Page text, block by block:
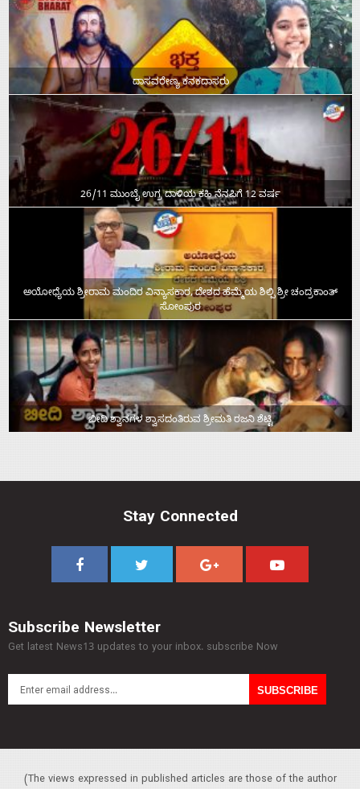
ದಾಸವರೇಣ್ಯ ಕನಕದಾಸರು
26/11 ಮುಂಬೈ ಉಗ್ರ ದಾಳಿಯ ಕಹಿ ನೆನಪಿಗೆ 12 ವರ್ಷ
ಅಯೋಧ್ಯೆಯ ಶ್ರೀರಾಮ ಮಂದಿರ ವಿನ್ಯಾಸಕಾರ, ದೇಶದ ಹೆಮ್ಮೆಯ ಶಿಲ್ಪಿ ಶ್ರೀ ಚಂದ್ರಕಾಂತ್‌
ಸೋಂಪುರ
ಬೀದಿ ಶ್ವಾನಗಳ ಶ್ವಾಸದಂತಿರುವ ಶ್ರೀಮತಿ ರಜನಿ ಶೆಟ್ಟಿ
Stay Connected
Subscribe Newsletter
Get latest News13 updates to your inbox. subscribe Now
(The views expressed in published articles are those of the author